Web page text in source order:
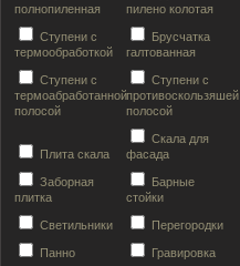
полнопиленная
пилено колотая
Ступени с
термообработкой
Брусчатка
галтованная
Ступени с
термоабработанной
полосой
Ступени с
противоскользяшей
полосой
Плита скала
Скала для
фасада
Заборная
плитка
Барные
стойки
Светильники Перегородки
Панно Гравировка